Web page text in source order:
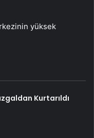
yüksek
Kurtarıldı